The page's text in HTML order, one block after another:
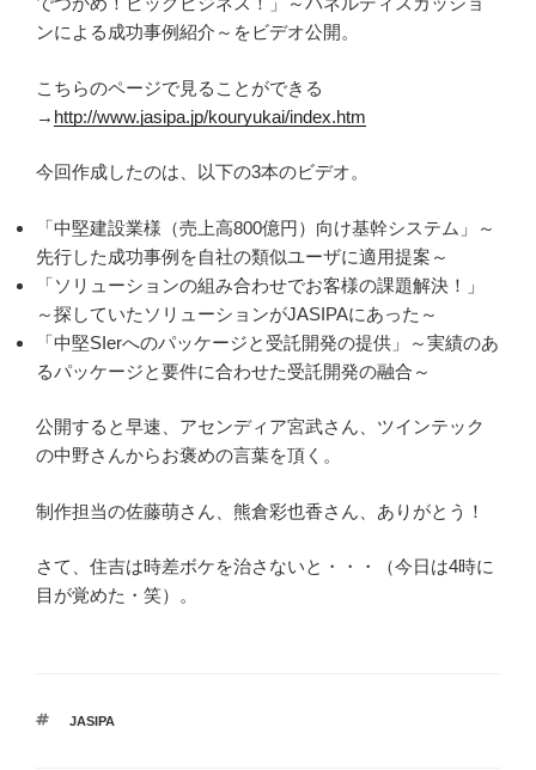
ンによる成功事例紹介～をビデオ公開。
こちらのページで見ることができる
→ http://www.jasipa.jp/kouryukai/index.htm
今回作成したのは、以下の3本のビデオ。
「中堅建設業様（売上高800億円）向け基幹システム」～
先行した成功事例を自社の類似ユーザに適用提案～
「ソリューションの組み合わせでお客様の課題解決！」
～探していたソリューションがJASIPAにあった～
「中堅SIerへのパッケージと受託開発の提供」～実績のあ
るパッケージと要件に合わせた受託開発の融合～
公開すると早速、アセンディア宮武さん、ツインテック
の中野さんからお褒めの言葉を頂く。
制作担当の佐藤萌さん、熊倉彩也香さん、ありがとう！
さて、住吉は時差ボケを治さないと・・・（今日は4時に
目が覚めた・笑）。
タ
JASIPA